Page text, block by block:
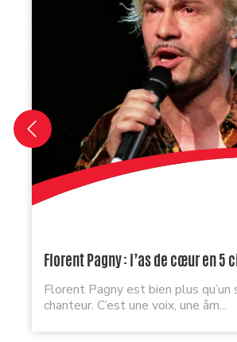
Florent Pagny : l’as de cœur en 5
Florent Pagny est bien plus qu’un
chanteur. C’est une voix, une âm...